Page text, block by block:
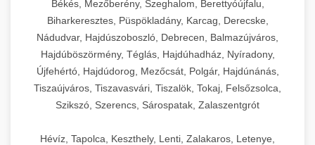
Békés, Mezőberény, Szeghalom, Berettyóújfalu,
Biharkeresztes, Püspökladány, Karcag, Derecske,
Nádudvar, Hajdúszoboszló, Debrecen, Balmazújváros,
Hajdúböszörmény, Téglás, Hajdúhadház, Nyíradony,
Újfehértó, Hajdúdorog, Mezőcsát, Polgár, Hajdúnánás,
Tiszaújváros, Tiszavasvári, Tiszalök, Tokaj, Felsőzsolca,
Szikszó, Szerencs, Sárospatak, Zalaszentgrót
Hévíz, Tapolca, Keszthely, Lenti, Zalakaros, Letenye,